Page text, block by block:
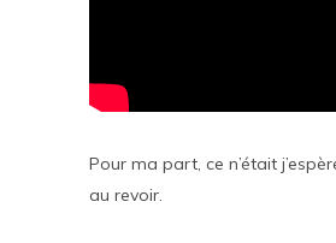
Pour ma part, ce n’était
au revoir.